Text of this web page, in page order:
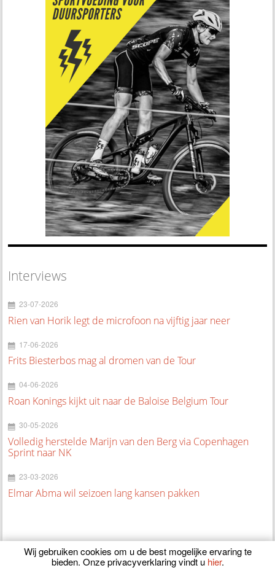
Interviews
23-07-2026
Rien van Horik legt de microfoon na vijftig jaar neer
17-06-2026
Frits Biesterbos mag al dromen van de Tour
04-06-2026
Roan Konings kijkt uit naar de Baloise Belgium Tour
30-05-2026
Volledig herstelde Marijn van den Berg via Copenhagen
Sprint naar NK
23-03-2026
Elmar Abma wil seizoen lang kansen pakken
Wij gebruiken cookies om u de best mogelijke ervaring te
bieden. Onze privacyverklaring vindt u hier.